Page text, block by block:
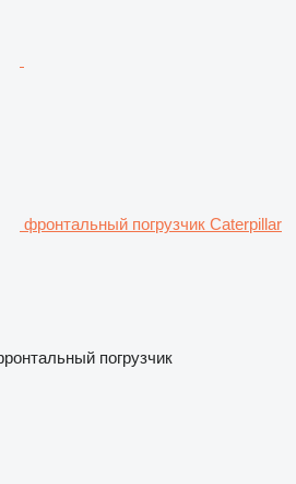
фронтальный погрузчик Caterpillar
погрузчик